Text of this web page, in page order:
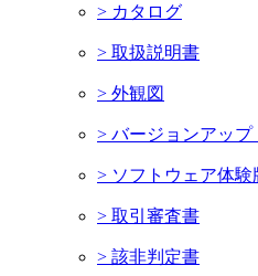
> カタログ
> 取扱説明書
> 外観図
> バージョンアッ
> ソフトウェア体験
> 取引審査書
> 該非判定書